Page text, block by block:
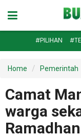
#PILIHAN
Home Pemerintah
Camat
warga